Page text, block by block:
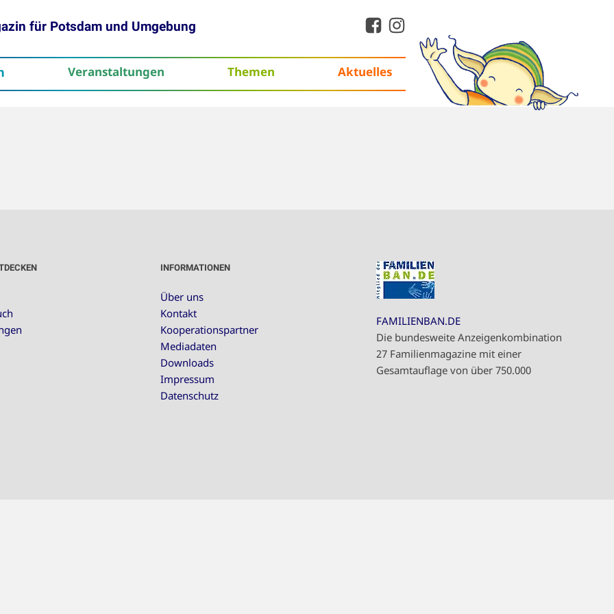
für Potsdam und Umgebung
Veranstaltungen Themen Aktuelles
INFORMATIONEN
Über uns
Kontakt
Kooperationspartner
Mediadaten
Downloads
Impressum
Datenschutz
FAMILIENBAN.DE
Die bundesweite Anzeigenkombination
27 Familienmagazine mit einer
Gesamtauflage von über 750.000